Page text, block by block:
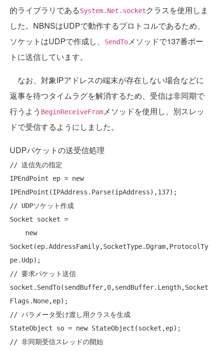
的ライブラリであるSystem.Net.socketクラスを使用しま
した。NBNSはUDPで動作するプロトコルであるため、
ソケットはUDPで作成し、
SendToメソッドで137番ポー
トに送信しています。
なお、対象IPアドレスの端末が存在しない場合などに
返事を待つタイムラグを解消するため、受信は非同期で
行うよう BeginReceiveFromメソッドを使用し、別スレッ
ドで受信するようにしました。
UDPパケットの送受信処理
// 送信先の指定
IPEndPoint ep = new
// UDPソケット作成
Socket socket =
new
Socket(ep.AddressFamily,SocketType.Dgram,ProtocolTy
// 要求パケット送信
socket.SendTo(sendBuffer,0,sendBuffer.Length,Socket
// パラメータ受け渡し用クラスを生成
StateObject so = new
// 非同期受信スレッドの開始